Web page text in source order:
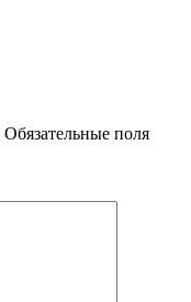
Обязательные поля